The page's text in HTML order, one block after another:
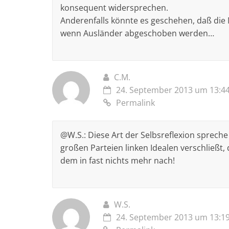
konsequent widersprechen.
Anderenfalls könnte es geschehen, daß
wenn Ausländer abgeschoben werden…
C.M.
24. September 2013 um
Permalink
@W.S.: Diese Art der Selbsreflexion
großen Parteien linken Idealen
dem in fast nichts mehr nach!
W.S.
24. September 2013 um